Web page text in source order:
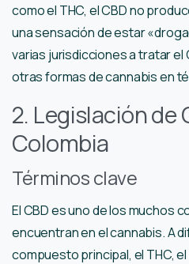
como el THC, el CBD no
una sensación de estar
varias jurisdicciones a tratar el
otras formas de cannabis en
2. Legislación de
Colombia
Términos clave
El CBD es uno de los muchos
encuentran en el cannabis. A
compuesto principal, el THC,